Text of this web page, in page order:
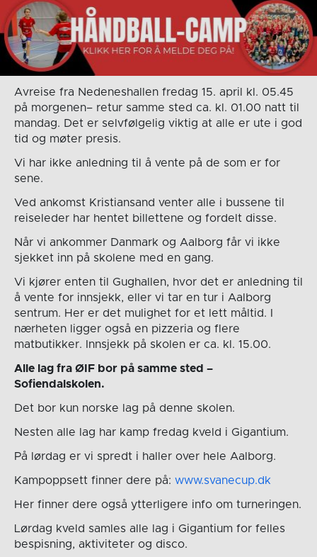
Avreise fra Nedeneshallen fredag 15. april kl. 05.45
på morgenen– retur samme sted ca. kl. 01.00 natt til
mandag. Det er selvfølgelig viktig at alle er ute i god
tid og møter presis.
Vi har ikke anledning til å vente på de som er for
sene.
Ved ankomst Kristiansand venter alle i bussene til
reiseleder har hentet billettene og fordelt disse.
Når vi ankommer Danmark og Aalborg får vi ikke
sjekket inn på skolene med en gang.
Vi kjører enten til Gughallen, hvor det er anledning til
å vente for innsjekk, eller vi tar en tur i Aalborg
sentrum. Her er det mulighet for et lett måltid. I
nærheten ligger også en pizzeria og flere
matbutikker. Innsjekk på skolen er ca. kl. 15.00.
Alle lag fra ØIF bor på samme sted –
Sofiendalskolen.
Det bor kun norske lag på denne skolen.
Nesten alle lag har kamp fredag kveld i Gigantium.
På lørdag er vi spredt i haller over hele Aalborg.
Kampoppsett finner dere på: www.svanecup.dk
Her finner dere også ytterligere info om turneringen.
Lørdag kveld samles alle lag i Gigantium for felles
bespisning, aktiviteter og disco.